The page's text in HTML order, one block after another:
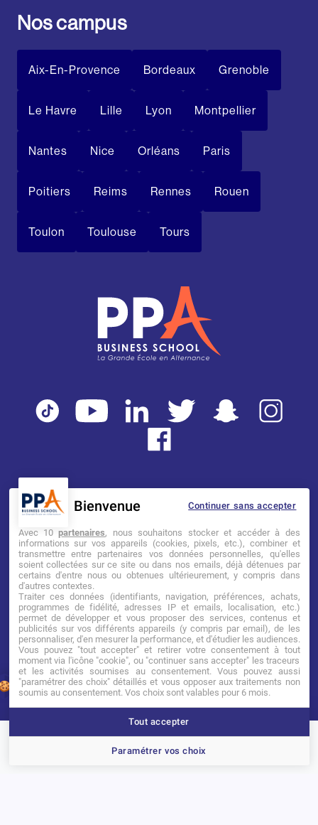
Nos campus
Aix-En-Provence Bordeaux Grenoble
Le Havre Lille Lyon Montpellier
Nantes Nice Orléans Paris
Poitiers Reims Rennes Rouen
Toulon Toulouse Tours
Mentions légales Tarifs CGI
Établissement d’Enseignement
Supérieur Technique Privé
Dernière mise à jour : Novembre 2025
Portes ouvertes
Continuer sans accepter
Bienvenue
Avec 10partenaires, nous souhaitons stocker et accéder à des
informations sur vos appareils (cookies, pixels, etc.), combiner et
transmettre entre partenaires vos données personnelles, qu'elles
soient collectées sur ce site ou dans nos emails, déjà détenues par
certains d'entre nous ou obtenues ultérieurement, y compris dans
d'autres contextes.
Traiter ces données (identifiants, navigation, préférences, achats,
programmes de fidélité, adresses IP et emails, localisation, etc.)
permet de développer et vous proposer des services, contenus et
publicités sur vos différents appareils (y compris par email), de les
personnaliser, d'en mesurer la performance, et d'étudier les audiences.
Vous pouvez "tout accepter" et retirer votre consentement à tout
moment via l'icône "cookie", ou "continuer sans accepter" les traceurs
et les activités soumises au consentement. Vous pouvez aussi
"paramétrer des choix" détaillés et vous opposer aux traitements non
soumis au consentement. Vos choix sont valables pour 6 mois.
Paramétrer vos choix
Tout accepter